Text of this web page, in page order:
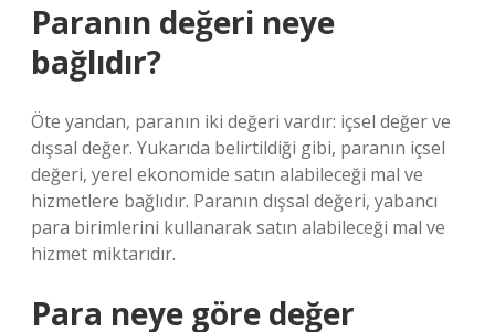
Paranın değeri neye
bağlıdır?
Öte yandan, paranın iki değeri vardır: içsel değer ve
dışsal değer. Yukarıda belirtildiği gibi, paranın içsel
değeri, yerel ekonomide satın alabileceği mal ve
hizmetlere bağlıdır. Paranın dışsal değeri, yabancı
para birimlerini kullanarak satın alabileceği mal ve
hizmet miktarıdır.
Para neye göre değer